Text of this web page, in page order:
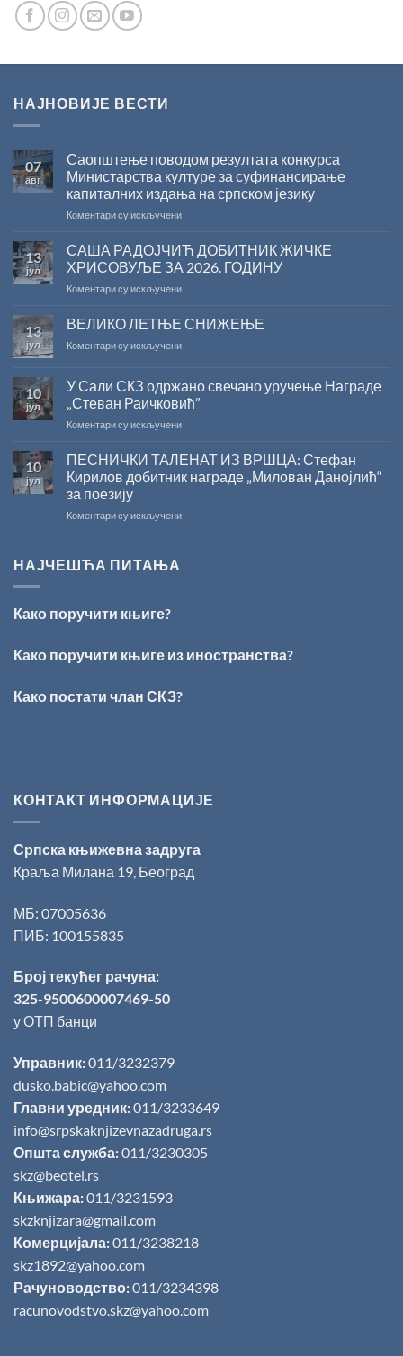
НАЈНОВИЈЕ ВЕСТИ
07
авг
Саопштење поводом резултата конкурса
Министарства културе за суфинансирање
капиталних издања на српском језику
Коментари су искљученина
поводом
резултата
конкурса
Министарства
за
капиталних
на
српском
језику
13
јул
САША РАДОЈЧИЋ ДОБИТНИК ЖИЧКЕ
ХРИСОВУЉЕ ЗА 2026. ГОДИНУ
Коментари су искљученина
РАДОЈЧИЋ
ДОБИТНИК
ЖИЧКЕ
2026.
ГОДИНУ
13
јул
ВЕЛИКО ЛЕТЊЕ СНИЖЕЊЕ
Коментари су искљученина
СНИЖЕЊЕ
10
јул
У Сали СКЗ одржано свечано уручење Награде
„Стеван Раичковић”
Коментари су искљученина
Сали
СКЗ
одржано
уручење
10
јул
ПЕСНИЧКИ ТАЛЕНАТ ИЗ ВРШЦА: Стефан
Кирилов добитник награде „Милован Данојлић“
за поезију
Коментари су искљученина
„Милован
поезију
НАЈЧЕШЋА ПИТАЊА
Како поручити књиге?
Како поручити књиге из иностранства?
Како постати члан СКЗ?
КОНТАКТ ИНФОРМАЦИЈЕ
Српска књижевна задруга
Краља Милана 19, Београд
МБ: 07005636
ПИБ: 100155835
Број текућег рачуна:
325-9500600007469-50
у ОТП банци
Управник:011/3232379
dusko.babic@yahoo.com
Главни уредник:011/3233649
info@srpskaknjizevnazadruga.rs
Општа служба:011/3230305
skz@beotel.rs
Књижара:011/3231593
skzknjizara@gmail.com
Комерцијала:011/3238218
skz1892@yahoo.com
Рачуноводство:011/3234398
racunovodstvo.skz@yahoo.com